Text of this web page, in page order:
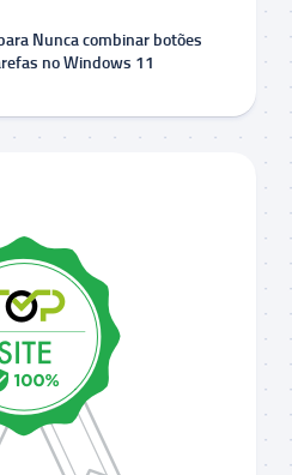
Nunca combinar botões
no Windows 11